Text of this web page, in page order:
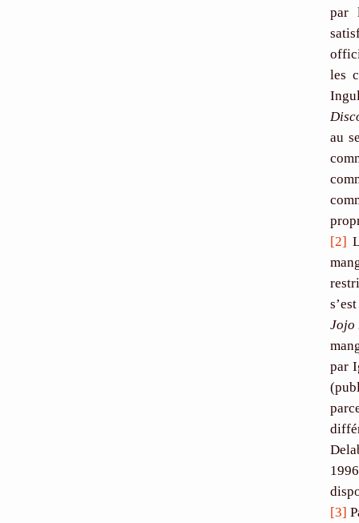
par
les
au
[2]
Jojo
par
[3]